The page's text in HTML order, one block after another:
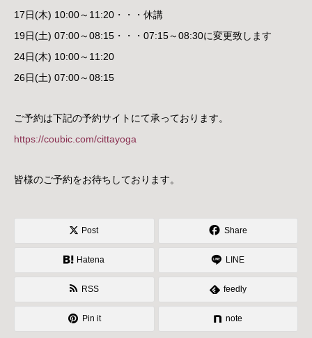
17日(木) 10:00～11:20・・・休講
19日(土) 07:00～08:15・・・07:15～08:30に変更致します
24日(木) 10:00～11:20
26日(土) 07:00～08:15
ご予約は下記の予約サイトにて承っております。
https://coubic.com/cittayoga
皆様のご予約をお待ちしております。
Post Share
Hatena LINE
RSS feedly
Pin it note